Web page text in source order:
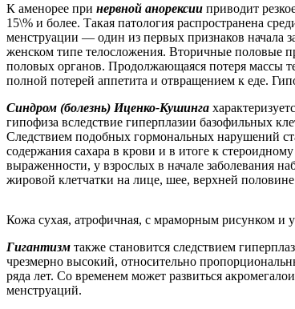
К аменорее при нервной анорексии приводит
15\% и более. Такая патология распространена
менструации — один из первых признаков начала
женском типе телосложения. Вторичные половые
половых органов. Продолжающаяся потеря массы
полной потерей аппетита и отвращением к еде.
Синдром (болезнь) Иценко-Кушинга
гипофиза вследствие гиперплазии базофильных
Следствием подобных гормональных нарушений
содержания сахара в крови и в итоге к
выраженности, у взрослых в начале заболевания
жировой клетчатки на лице, шее, верхней
Кожа сухая, атрофичная, с мраморным рисунком и
Гигантизм также становится следствием
чрезмерно высокий, относительно
ряда лет. Со временем может развиться
менструаций.